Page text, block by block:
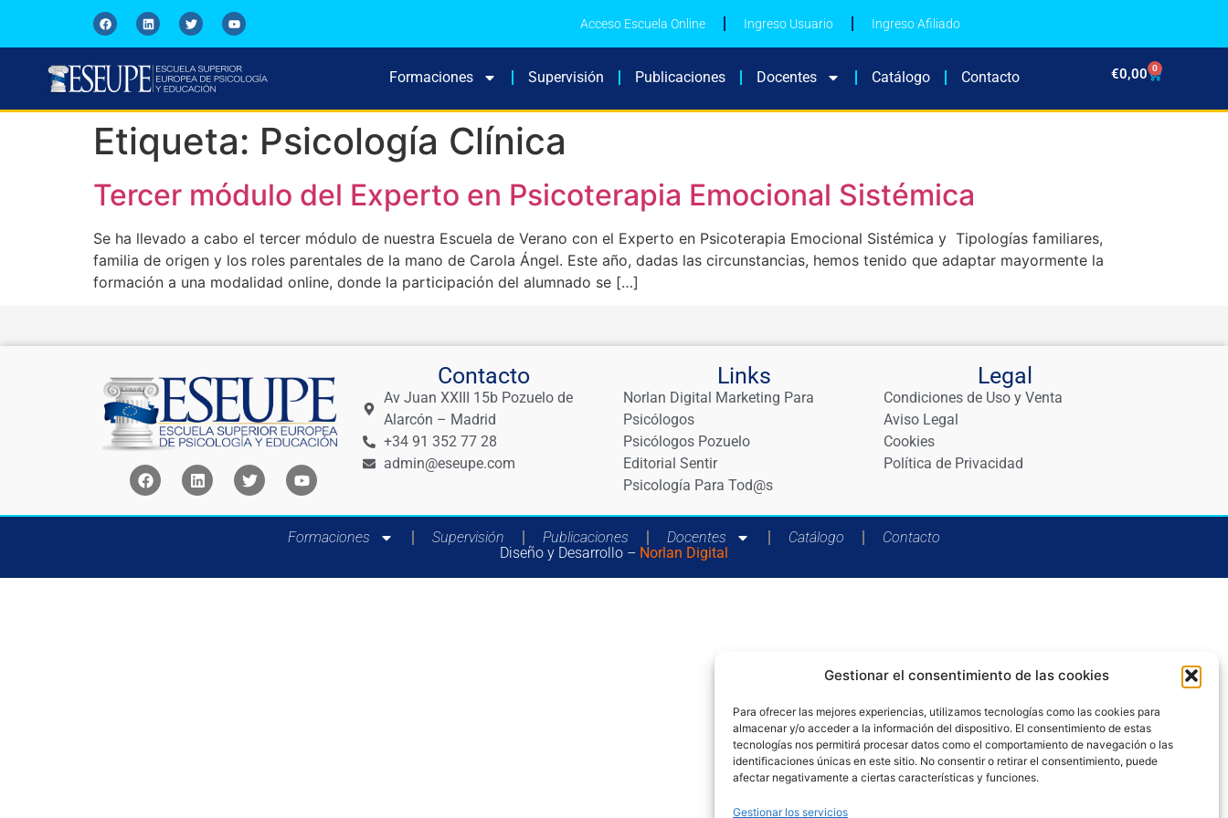
Gestionar el consentimiento de las cookies
Para ofrecer las mejores experiencias, utilizamos tecnologías como las cookies para
almacenar y/o acceder a la información del dispositivo. El consentimiento de estas
tecnologías nos permitirá procesar datos como el comportamiento de navegación o las
identificaciones únicas en este sitio. No consentir o retirar el consentimiento, puede
afectar negativamente a ciertas características y funciones.
Gestionar los servicios
Acceso Escuela Online Ingreso Usuario Ingreso Afiliado
Formaciones Supervisión Publicaciones Docentes Catálogo Contacto €0,00 0
Etiqueta: Psicología Clínica
Tercer módulo del Experto en Psicoterapia Emocional Sistémica
Se ha llevado a cabo el tercer módulo de nuestra Escuela de Verano con el Experto en Psicoterapia Emocional Sistémica y Tipologías familiares,
familia de origen y los roles parentales de la mano de Carola Ángel. Este año, dadas las circunstancias, hemos tenido que adaptar mayormente la
formación a una modalidad online, donde la participación del alumnado se […]
Contacto
Av Juan XXIII 15b Pozuelo de
Alarcón – Madrid
+34 91 352 77 28
admin@eseupe.com
Links
Norlan Digital Marketing Para
Psicólogos
Psicólogos Pozuelo
Editorial Sentir
Psicología Para Tod@s
Legal
Condiciones de Uso y Venta
Aviso Legal
Cookies
Política de Privacidad
Formaciones Supervisión Publicaciones Docentes Catálogo
Contacto
Diseño y Desarrollo – Norlan Digital